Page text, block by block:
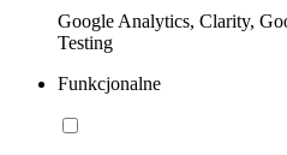
Google Analytics, Clarity,
Testing
Funkcjonalne